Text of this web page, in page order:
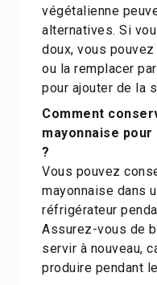
végétalienne
alternatives. Si
doux, vous
ou la remplacer
pour ajouter de la
Comment
mayonnaise
?
Vous pouvez
mayonnaise dans
réfrigérateur
Assurez-vous de
servir à nouveau,
produire pendant